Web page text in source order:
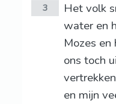
3
Het volk
water en
Mozes
ons toch
en mijn